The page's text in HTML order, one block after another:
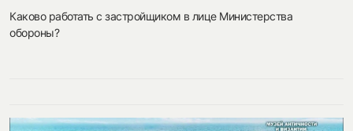
Каково работать с застройщиком в лице Министерства
обороны?